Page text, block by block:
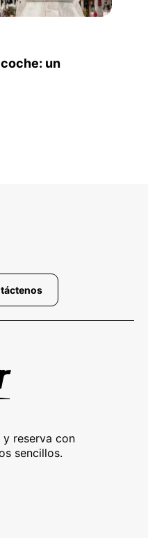
un
y reserva con
sencillos.